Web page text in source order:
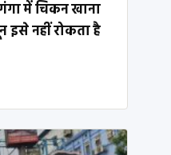
में चिकन खाना
इसे नहीं रोकता है